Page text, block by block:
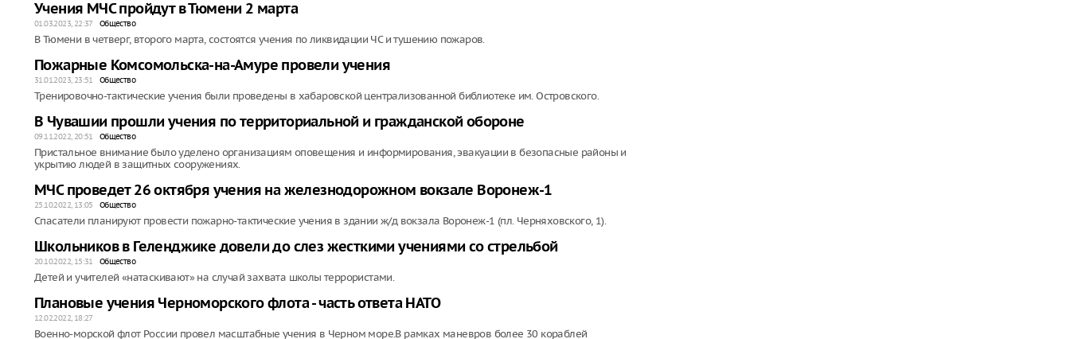
Учения МЧС пройдут в Тюмени 2 марта
01.03.2023, 22:37 Общество
В Тюмени в четверг, второго марта, состоятся учения по ликвидации ЧС и тушению пожаров.
Пожарные Комсомольска-на-Амуре провели учения
31.01.2023, 23:51 Общество
Тренировочно-тактические учения были проведены в хабаровской централизованной библиотеке им. Островского.
В Чувашии прошли учения по территориальной и гражданской обороне
09.11.2022, 20:51 Общество
Пристальное внимание было уделено организациям оповещения и информирования, эвакуации в безопасные районы и
укрытию людей в защитных сооружениях.
МЧС проведет 26 октября учения на железнодорожном вокзале Воронеж-1
25.10.2022, 13:05 Общество
Спасатели планируют провести пожарно-тактические учения в здании ж/д вокзала Воронеж-1 (пл. Черняховского, 1).
Школьников в Геленджике довели до слез жесткими учениями со стрельбой
20.10.2022, 15:31 Общество
Детей и учителей «натаскивают» на случай захвата школы террористами.
Плановые учения Черноморского флота - часть ответа НАТО
12.02.2022, 18:27
Военно-морской флот России провел масштабные учения в Черном море.В рамках маневров более 30 кораблей